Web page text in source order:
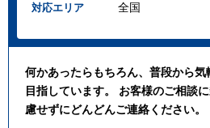
対応エリア 全国
何かあったらもちろん、普段から
目指しています。 お客様のご相談
慮せずにどんどんご連絡ください。